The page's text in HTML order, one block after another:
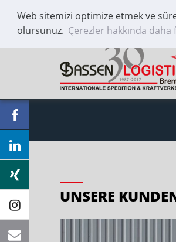
Web sitemizi optimize etmek ve
olursunuz. Çerezler hakkında
+49 421 / 59 66 55 0
UNSERE